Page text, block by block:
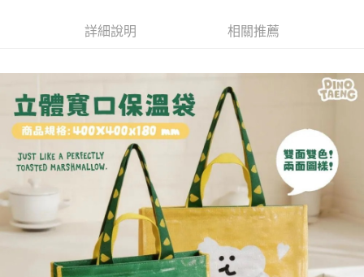
每筆NT$60，滿NT$599(含以上)免運費
宅配
每筆NT$120，滿NT$1,999(含以上)免運費
詳細說明 相關推薦